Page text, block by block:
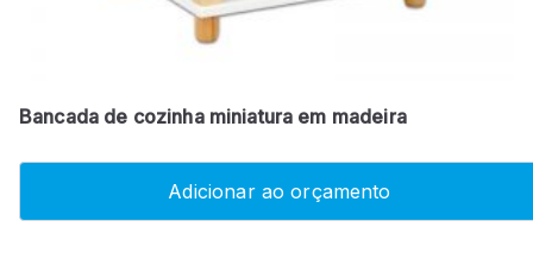
Bancada de cozinha miniatura em madeira
Adicionar ao orçamento